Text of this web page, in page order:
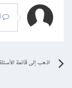
اذهب إلى قائمة الأسئلة